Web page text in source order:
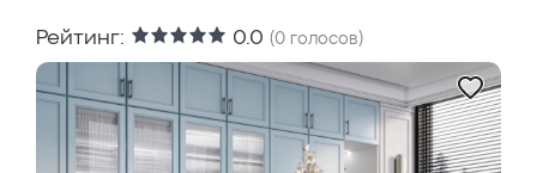
Рейтинг: 0.0 (0 голосов)